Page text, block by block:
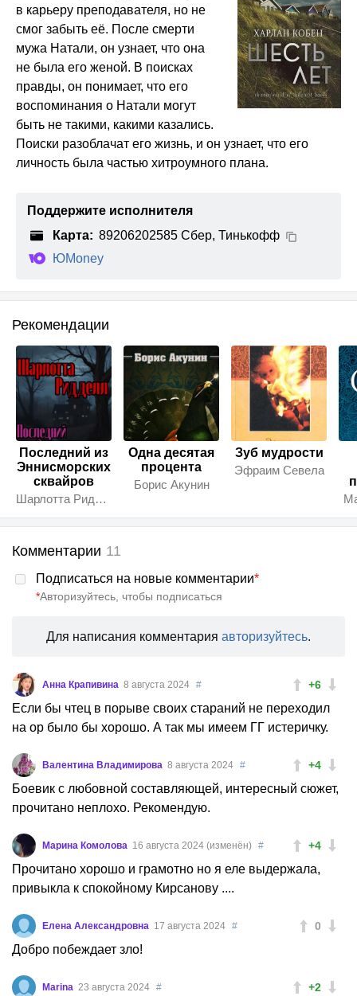
в карьеру преподавателя, но не
смог забыть её. После смерти
мужа Натали, он узнает, что она
не была его женой. В поисках
правды, он понимает, что его
воспоминания о Натали могут
быть не такими, какими казались.
Поиски разоблачат его жизнь, и он узнает, что его
личность была частью хитроумного плана.
Поддержите исполнителя
Карта: 89206202585 Сбер, Тинькофф
ЮMoney
Рекомендации
Последний из
Эннисморских
сквайров
Шарлотта Ридделл
Одна десятая
процента
Борис Акунин
Зуб мудрости
Эфраим Севела
Комментарии 11
Подписаться на новые комментарии*
*Авторизуйтесь, чтобы подписаться
Для написания комментария авторизуйтесь.
+6
Анна Крапивина 8 августа 2024 #
Если бы чтец в порыве своих стараний не переходил
на ор было бы хорошо. А так мы имеем ГГ истеричку.
+4
Валентина Владимирова 8 августа 2024 #
Боевик с любовной составляющей, интересный сюжет,
прочитано неплохо. Рекомендую.
+4
Марина Комолова 16 августа 2024 (изменён) #
Прочитано хорошо и грамотно но я еле выдержала,
привыкла к спокойному Кирсанову ....
0
Елена Александровна 17 августа 2024 #
Добро побеждает зло!
+2
Marina 23 августа 2024 #